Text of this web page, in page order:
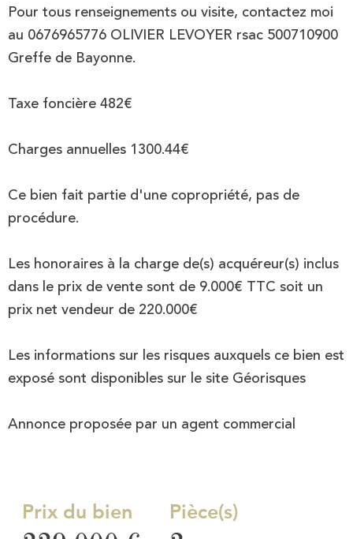
Pour tous renseignements ou visite, contactez moi
au 0676965776 OLIVIER LEVOYER rsac 500710900
Greffe de Bayonne.
Taxe foncière 482€
Charges annuelles 1300.44€
Ce bien fait partie d'une copropriété, pas de
procédure.
Les honoraires à la charge de(s) acquéreur(s) inclus
dans le prix de vente sont de 9.000€ TTC soit un
prix net vendeur de 220.000€
Les informations sur les risques auxquels ce bien est
exposé sont disponibles sur le site Géorisques
Annonce proposée par un agent commercial
Prix du bien Pièce(s)